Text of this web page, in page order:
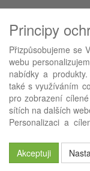
Fax: +420 483
E-mail:
Web:
Používáme ABRA
Principy
Přizpůsobujeme se
webu
nabídky a
také s využíváním
pro zobrazení
sítích na dalších
Personalizaci a
Akceptuji